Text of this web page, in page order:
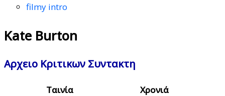
filmy intro
Kate Burton
Αρχειο Κριτικων Συντακτη
Ταινία
Χρονιά